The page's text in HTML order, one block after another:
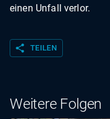
einen Unfall verlor.
share TEILEN
Weitere Folgen